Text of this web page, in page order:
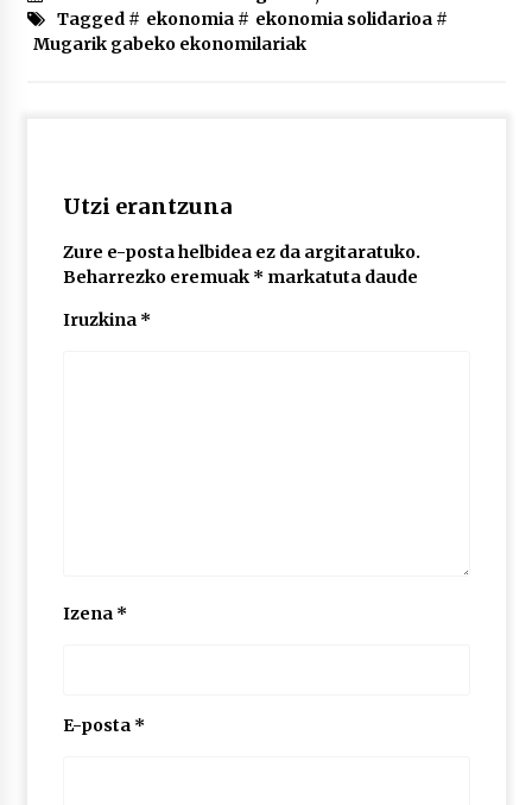
2026/07/03
Tagged # ekonomia# ekonomia solidarioa#
Mugarik gabeko ekonomilariak
Utzi erantzuna
Zure e-posta helbidea ez da argitaratuko.
Beharrezko eremuak * markatuta daude
Iruzkina *
Izena *
E-posta *